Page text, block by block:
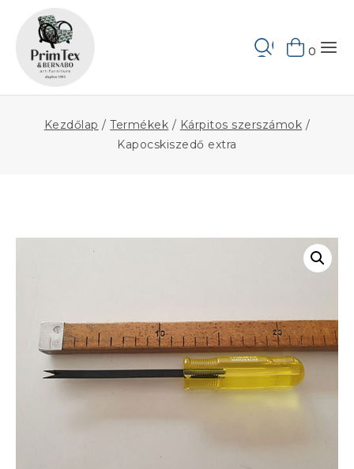
content
0
Kezdőlap / Termékek / Kárpitos szerszámok /
Kapocskiszedő extra